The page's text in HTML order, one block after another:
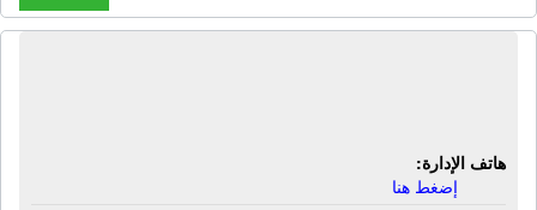
هاتف الإدارة:
إضغط هنا